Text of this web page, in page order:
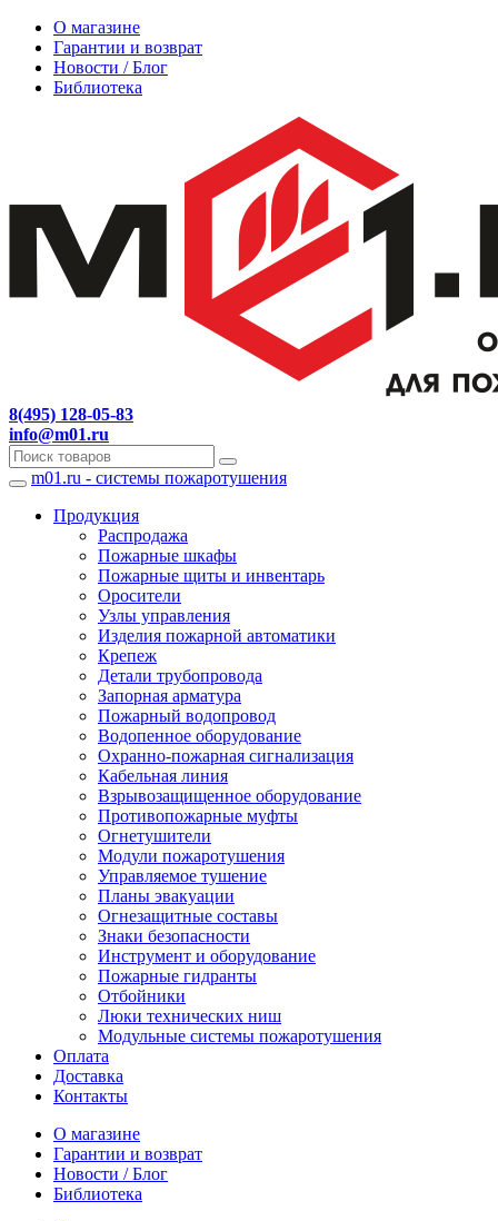
О магазине
Гарантии и возврат
Новости / Блог
Библиотека
8(495) 128-05-83
info@m01.ru
Навигация
m01.ru - системы пожаротушения
Продукция
Распродажа
Пожарные шкафы
Пожарные щиты и инвентарь
Оросители
Узлы управления
Изделия пожарной автоматики
Крепеж
Детали трубопровода
Запорная арматура
Пожарный водопровод
Водопенное оборудование
Охранно-пожарная сигнализация
Кабельная линия
Взрывозащищенное оборудование
Противопожарные муфты
Огнетушители
Модули пожаротушения
Управляемое тушение
Планы эвакуации
Огнезащитные составы
Знаки безопасности
Инструмент и оборудование
Пожарные гидранты
Отбойники
Люки технических ниш
Модульные системы пожаротушения
Оплата
Доставка
Контакты
О магазине
Гарантии и возврат
Новости / Блог
Библиотека